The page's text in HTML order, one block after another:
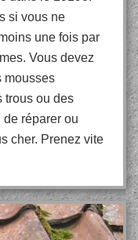
si vous ne
une fois par
Vous devez
mousses
trous ou des
réparer ou
cher. Prenez vite